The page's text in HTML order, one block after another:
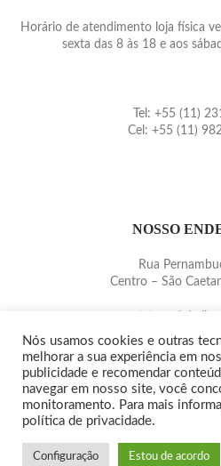
Horário de atendimento loja física
sexta das 8 às 18 e aos
Tel: +55 (11)
Cel: +55 (11)
NOSSO
Rua
Centro – São
Copyright© 2015/2020 -
Nós usamos cookies e outras
melhorar a sua experiência em
publicidade e recomendar
navegar em nosso site, você
monitoramento. Para mais
política de privacidade.
Configuração Estou de acordo